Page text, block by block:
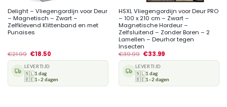
Delight – Vliegengordijn voor Deur
– Magnetisch – Zwart –
Zelfklevend Klittenband en met
Punaises
€21.99 €18.50
LEVERTIJD
🇳🇱1 dag
🇧🇪1–2 dagen
HSXL Vliegengordijn voor Deur PRO
– 100 x 210 cm – Zwart –
Magnetische Hordeur –
Zelfsluitend – Zonder Boren – 2
Lamellen – Deurhor tegen
Insecten
€39.99 €33.99
LEVERTIJD
🇳🇱1 dag
🇧🇪1–2 dagen